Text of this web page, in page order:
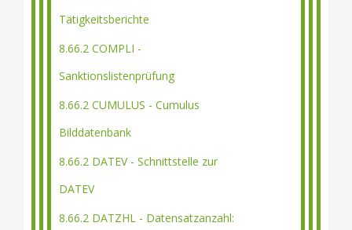
Tätigkeitsberichte
8.66.2 COMPLI -
Sanktionslistenprüfung
8.66.2 CUMULUS - Cumulus
Bilddatenbank
8.66.2 DATEV - Schnittstelle zur
DATEV
8.66.2 DATZHL - Datensatzanzahl: